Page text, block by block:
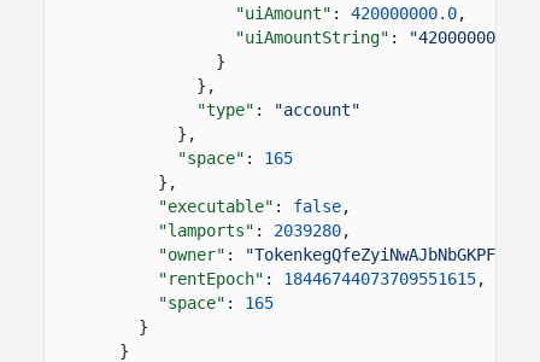
"uiAmount" : 420000000.0,
"uiAmountString" :
"420000000"
}
},
"type" :
"account"
},
"space" :
165
},
"executable" : false,
"lamports" : 2039280,
"owner" :
"rentEpoch" : 18446744073709551615,
"space" :
165
}
}